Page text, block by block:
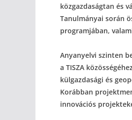
közgazdaságtan és
Tanulmányai során
programjában,
Anyanyelvi szinten
a TISZA
külgazdasági és
Korábban
innovációs